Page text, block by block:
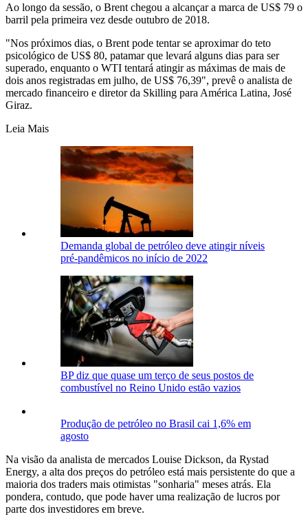
Ao longo da sessão, o Brent chegou a alcançar a marca de US$ 79 o
barril pela primeira vez desde outubro de 2018.
"Nos próximos dias, o Brent pode tentar se aproximar do teto
psicológico de US$ 80, patamar que levará alguns dias para ser
superado, enquanto o WTI tentará atingir as máximas de mais de
dois anos registradas em julho, de US$ 76,39", prevê o analista de
mercado financeiro e diretor da Skilling para América Latina, José
Giraz.
Leia Mais
Demanda global de petróleo deve atingir níveis
pré-pandêmicos no início de 2022
BP diz que quase um terço de seus postos de
combustível no Reino Unido estão vazios
Produção de petróleo no Brasil cai 1,6% em
agosto
Na visão da analista de mercados Louise Dickson, da Rystad
Energy, a alta dos preços do petróleo está mais persistente do que a
maioria dos traders mais otimistas "sonharia" meses atrás. Ela
pondera, contudo, que pode haver uma realização de lucros por
parte dos investidores em breve.